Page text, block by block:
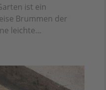
ist ein
Brummen der
leichte...